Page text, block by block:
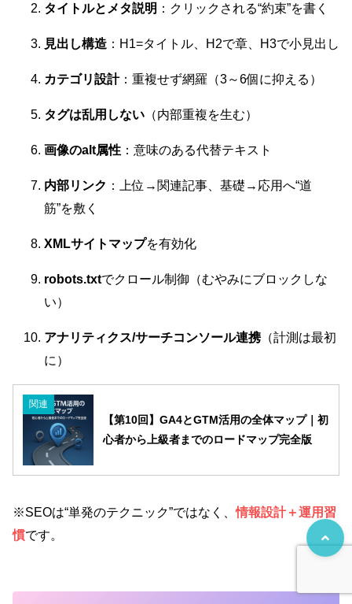
タイトルとメタ説明 ：クリックされる“約束”を書く
見出し構造 ：H1=タイトル、H2で章、H3で小見出し
カテゴリ設計：重複せず網羅（3～6個に抑える）
タグは乱用しない （内部重複を生む）
画像のalt属性 ：意味のある代替テキスト
内部リンク ：上位→関連記事、基礎→応用へ“道
筋”を敷く
XMLサイトマップを有効化
robots.txtでクロール制御（むやみにブロックしな
い）
アナリティクス/サーチコンソール連携（計測は最初
に）
関連
【第10回】GA4とGTM活用の全体マップ｜初
心者から上級者までのロードマップ完全版
※SEOは“単発のテクニック”ではなく、情報設計＋運用習
慣です。